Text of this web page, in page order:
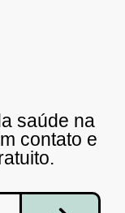
saúde na
contato e